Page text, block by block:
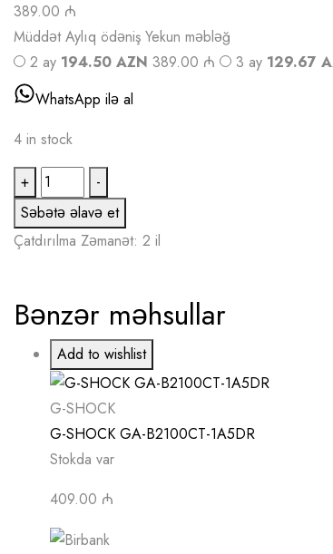
389.00 ₼
Müddət Aylıq ödəniş Yekun məbləğ
2 ay 194.50 AZN 389.00 ₼ 3 ay 129.67
WhatsApp ilə al
4 in stock
+
G-
SHOCK
GA-
quantity
-
Səbətə əlavə et
Çatdırılma Zəmanət: 2 il
Bənzər məhsullar
Add to wishlist
G-SHOCK
G-SHOCK GA-B2100CT-1A5DR
Stokda var
409.00 ₼